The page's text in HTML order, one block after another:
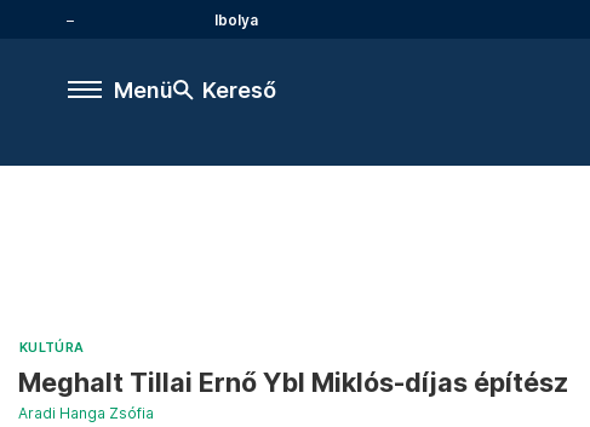
Ibolya
Menü Kereső
KULTÚRA
Meghalt Tillai Ernő Ybl Miklós-díjas építész
Aradi Hanga Zsófia